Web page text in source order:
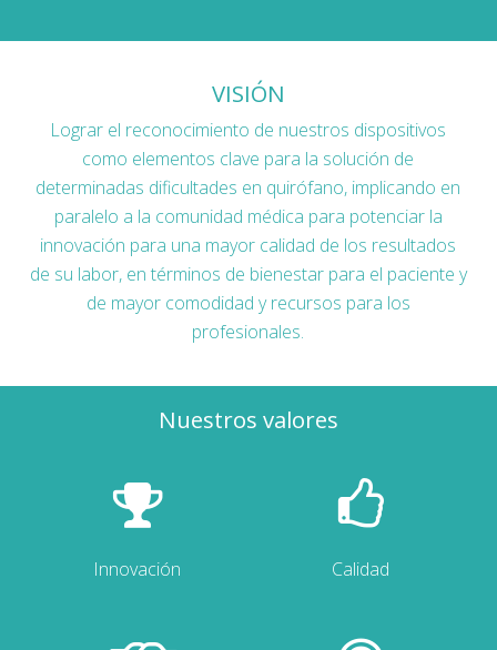
VISIÓN
Lograr el reconocimiento de nuestros dispositivos
como elementos clave para la solución de
determinadas dificultades en quirófano, implicando en
paralelo a la comunidad médica para potenciar la
innovación para una mayor calidad de los resultados
de su labor, en términos de bienestar para el paciente y
de mayor comodidad y recursos para los
profesionales.
Nuestros valores
Innovación Calidad